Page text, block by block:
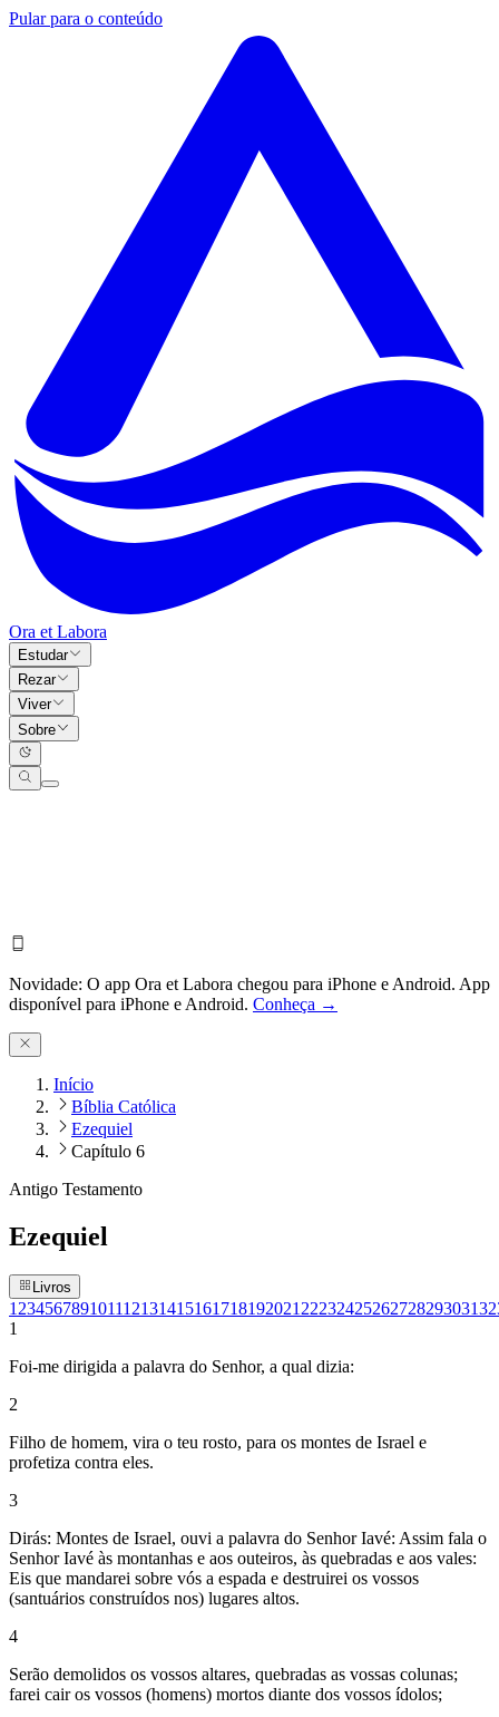
Pular para o conteúdo
Ora et Labora
Estudar
Rezar
Viver
Sobre
Novidade: O app Ora et Labora chegou para iPhone e Android. App
disponível para iPhone e Android. Conheça →
Início
Bíblia Católica
Ezequiel
Capítulo 6
Antigo Testamento
Ezequiel
Livros
1 23456789101112131415161718192021 2223242526272829303132
1
Foi-me dirigida a palavra do Senhor, a qual dizia:
2
Filho de homem, vira o teu rosto, para os montes de Israel e
profetiza contra eles.
3
Dirás: Montes de Israel, ouvi a palavra do Senhor Iavé: Assim fala o
Senhor Iavé às montanhas e aos outeiros, às quebradas e aos vales:
Eis que mandarei sobre vós a espada e destruirei os vossos
(santuários construídos nos) lugares altos.
4
Serão demolidos os vossos altares, quebradas as vossas colunas;
farei cair os vossos (homens) mortos diante dos vossos ídolos;